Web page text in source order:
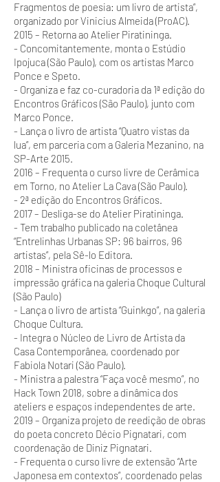
Fragmentos de poesia: um livro de artista”,
organizado por Vinicius Almeida (ProAC).
2015 – Retorna ao Atelier Piratininga.
- Concomitantemente, monta o Estúdio
Ipojuca (São Paulo), com os artistas Marco
Ponce e Speto.
- Organiza e faz co-curadoria da 1ª edição do
Encontros Gráficos (São Paulo), junto com
Marco Ponce.
- Lança o livro de artista “Quatro vistas da
lua”, em parceria com a Galeria Mezanino, na
SP-Arte 2015.
2016 – Frequenta o curso livre de Cerâmica
em Torno, no Atelier La Cava (São Paulo).
- 2ª edição do Encontros Gráficos.
2017 – Desliga-se do Atelier Piratininga.
- Tem trabalho publicado na coletânea
“Entrelinhas Urbanas SP: 96 bairros, 96
artistas”, pela Sê-lo Editora.
2018 – Ministra oficinas de processos e
impressão gráfica na galeria Choque Cultural
(São Paulo)
- Lança o livro de artista “Guinkgo”, na galeria
Choque Cultura.
- Integra o Núcleo de Livro de Artista da
Casa Contemporânea, coordenado por
Fabiola Notari (São Paulo).
- Ministra a palestra “Faça você mesmo”, no
Hack Town 2018, sobre a dinâmica dos
ateliers e espaços independentes de arte.
2019 – Organiza projeto de reedição de obras
do poeta concreto Décio Pignatari, com
coordenação de Diniz Pignatari.
- Frequenta o curso livre de extensão “Arte
Japonesa em contextos”, coordenado pelas